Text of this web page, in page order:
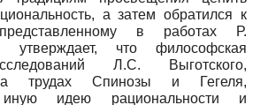
а затем обратился к
представленному в работах Р.
что философская
Л.С. Выготского,
трудах Спинозы и Гегеля,
иную идею рациональности и